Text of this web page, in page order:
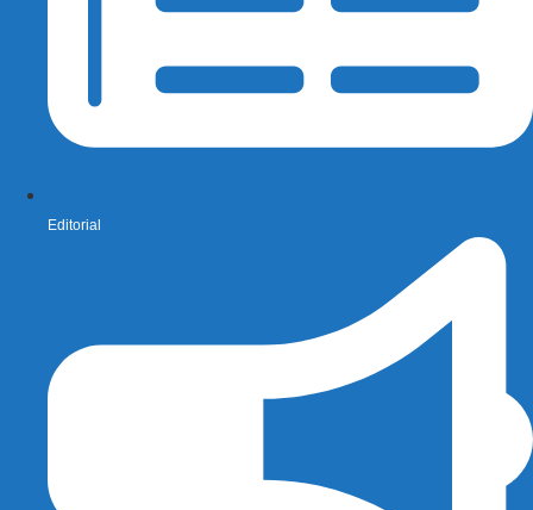
Editorial